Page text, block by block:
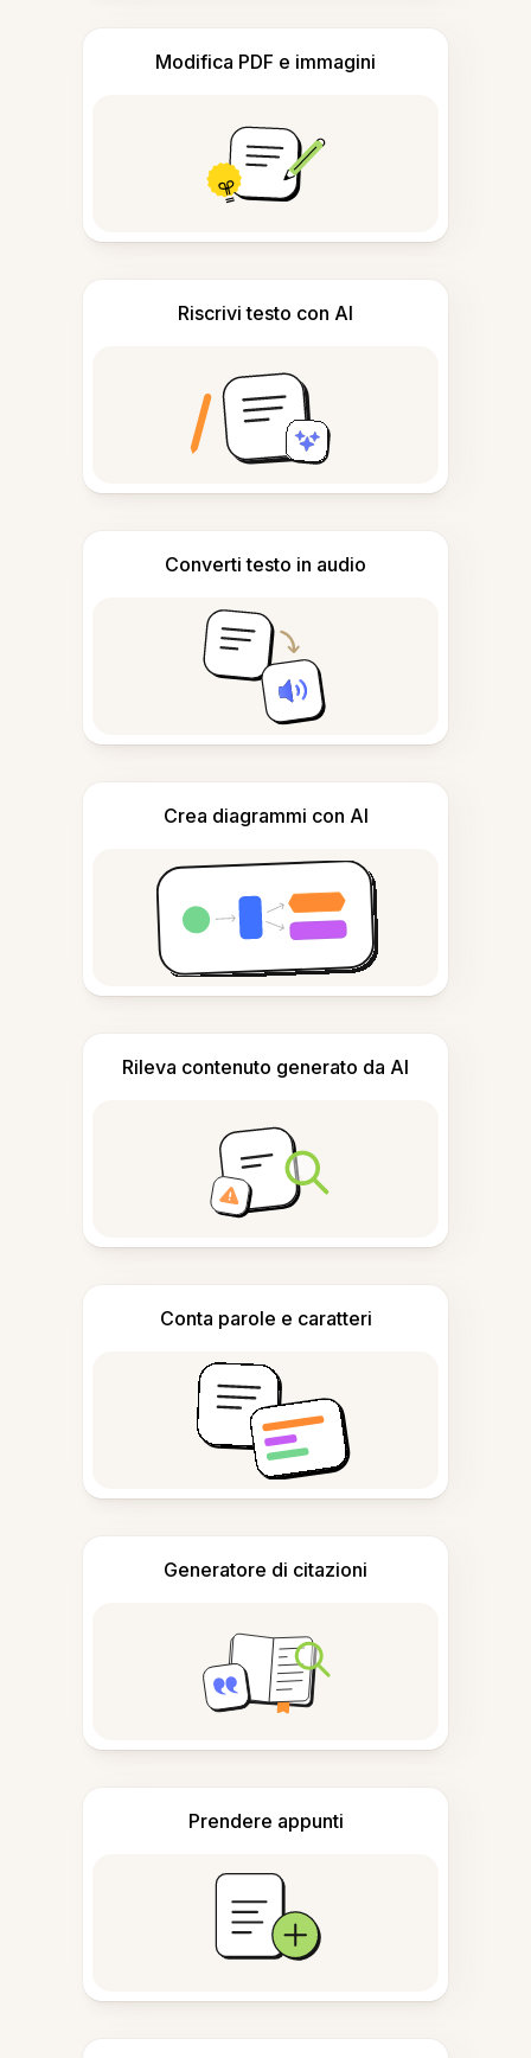
Modifica PDF e immagini
Riscrivi testo con AI
Converti testo in audio
Crea diagrammi con AI
Rileva contenuto generato da AI
Conta parole e caratteri
Generatore di citazioni
Prendere appunti